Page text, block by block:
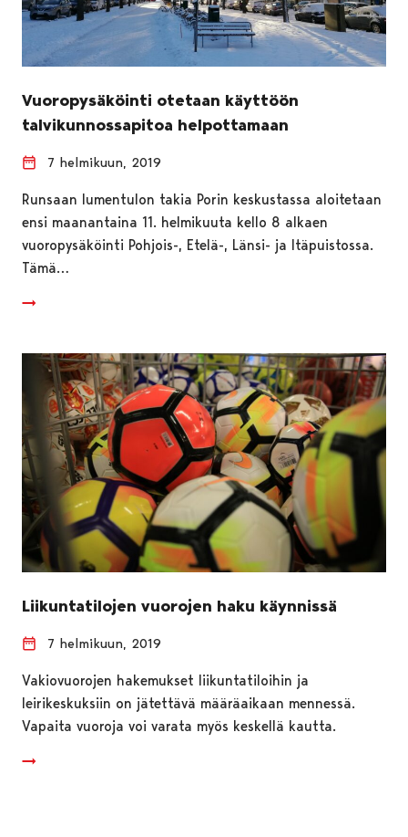
Vuoropysäköinti otetaan käyttöön
talvikunnossapitoa helpottamaan
7 helmikuun, 2019
Runsaan lumentulon takia Porin keskustassa aloitetaan
ensi maanantaina 11. helmikuuta kello 8 alkaen
vuoropysäköinti Pohjois-, Etelä-, Länsi- ja Itäpuistossa.
Tämä…
Liikuntatilojen vuorojen haku käynnissä
7 helmikuun, 2019
Vakiovuorojen hakemukset liikuntatiloihin ja
leirikeskuksiin on jätettävä määräaikaan mennessä.
Vapaita vuoroja voi varata myös keskellä kautta.